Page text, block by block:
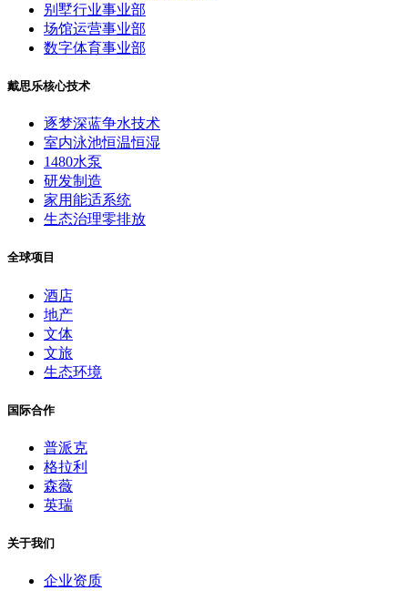
别墅行业事业部
场馆运营事业部
数字体育事业部
戴思乐核心技术
逐梦深蓝争水技术
室内泳池恒温恒湿
1480水泵
研发制造
家用能适系统
生态治理零排放
全球项目
酒店
地产
文体
文旅
生态环境
国际合作
普派克
格拉利
森薇
英瑞
关于我们
企业资质